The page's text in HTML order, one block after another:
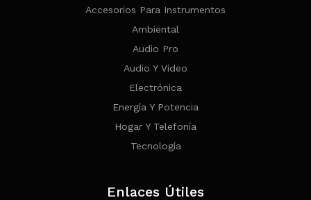
Accesorios Para Instrumentos
Ambiental
Audio Pro
Audio Y Video
Electrónica
Energía Y Potencia
Hogar Y Telefonía
Tecnología
Enlaces Útiles